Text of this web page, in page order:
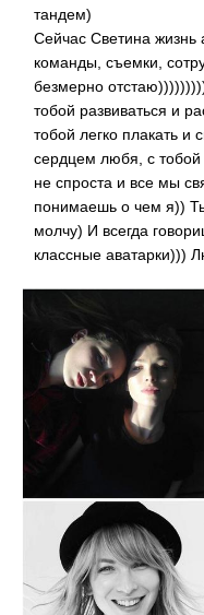
тандем)
Сейчас Светина жизнь
команды, съемки,
безмерно
тобой развиваться и
тобой легко плакать и
сердцем любя, с тобой
не спроста и все мы
понимаешь о чем я))
молчу) И всегда
классные аватарки)))